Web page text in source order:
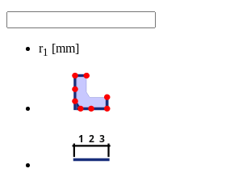
r1 [mm]
1  2  3